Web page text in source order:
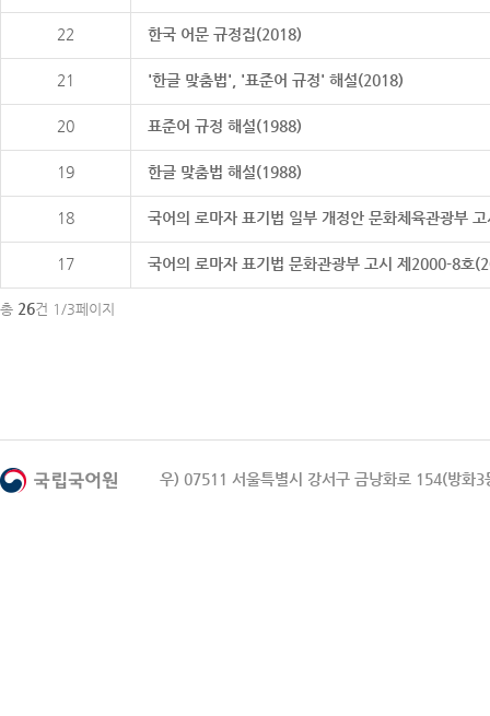
22 한국 어문 규정집(2018)
21 '한글 맞춤법', '표준어 규정' 해설(2018)
20 표준어 규정 해설(1988)
19 한글 맞춤법 해설(1988)
18 국어의 로마자 표기법 일부 개정안 문화체육관광부
17 국어의 로마자 표기법 문화관광부 고시 제2000-8호
총 26건 1/3페이지
우) 07511 서울특별시 강서구 금낭화로 154(방화3